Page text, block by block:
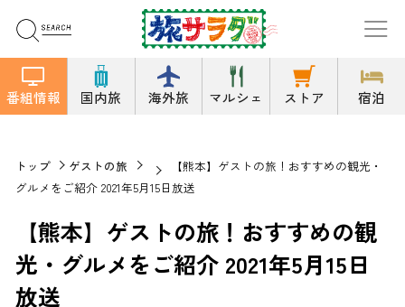
番組情報 国内旅 海外旅 マルシェ ストア 宿泊
トップ ゲストの旅
【熊本】ゲストの旅！おすすめの観光・
グルメをご紹介 2021年5月15日放送
【熊本】ゲストの旅！おすすめの観
光・グルメをご紹介 2021年5月15日
放送